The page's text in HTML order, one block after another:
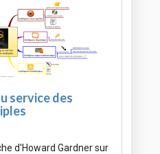
service des
d'Howard Gardner sur